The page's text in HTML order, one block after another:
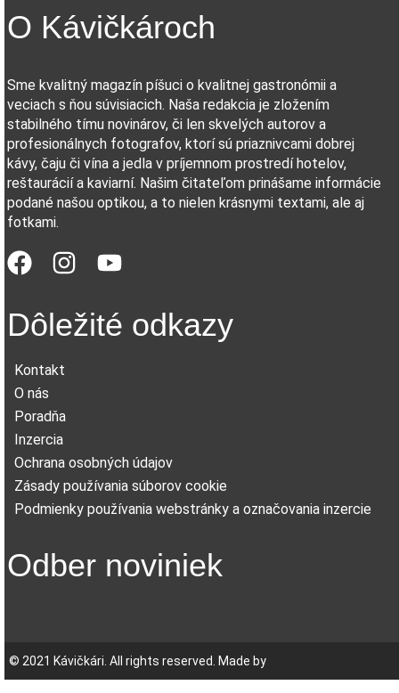
O Kávičkároch
Sme kvalitný magazín píšuci o kvalitnej gastronómii a
veciach s ňou súvisiacich. Naša redakcia je zložením
stabilného tímu novinárov, či len skvelých autorov a
profesionálnych fotografov, ktorí sú priaznivcami dobrej
kávy, čaju či vína a jedla v príjemnom prostredí hotelov,
reštaurácií a kaviarní. Našim čitateľom prinášame informácie
podané našou optikou, a to nielen krásnymi textami, ale aj
fotkami.
Dôležité odkazy
Kontakt
O nás
Poradňa
Inzercia
Ochrana osobných údajov
Zásady používania súborov cookie
Podmienky používania webstránky a označovania inzercie
Odber noviniek
© 2021 Kávičkári. All rights reserved. Made by